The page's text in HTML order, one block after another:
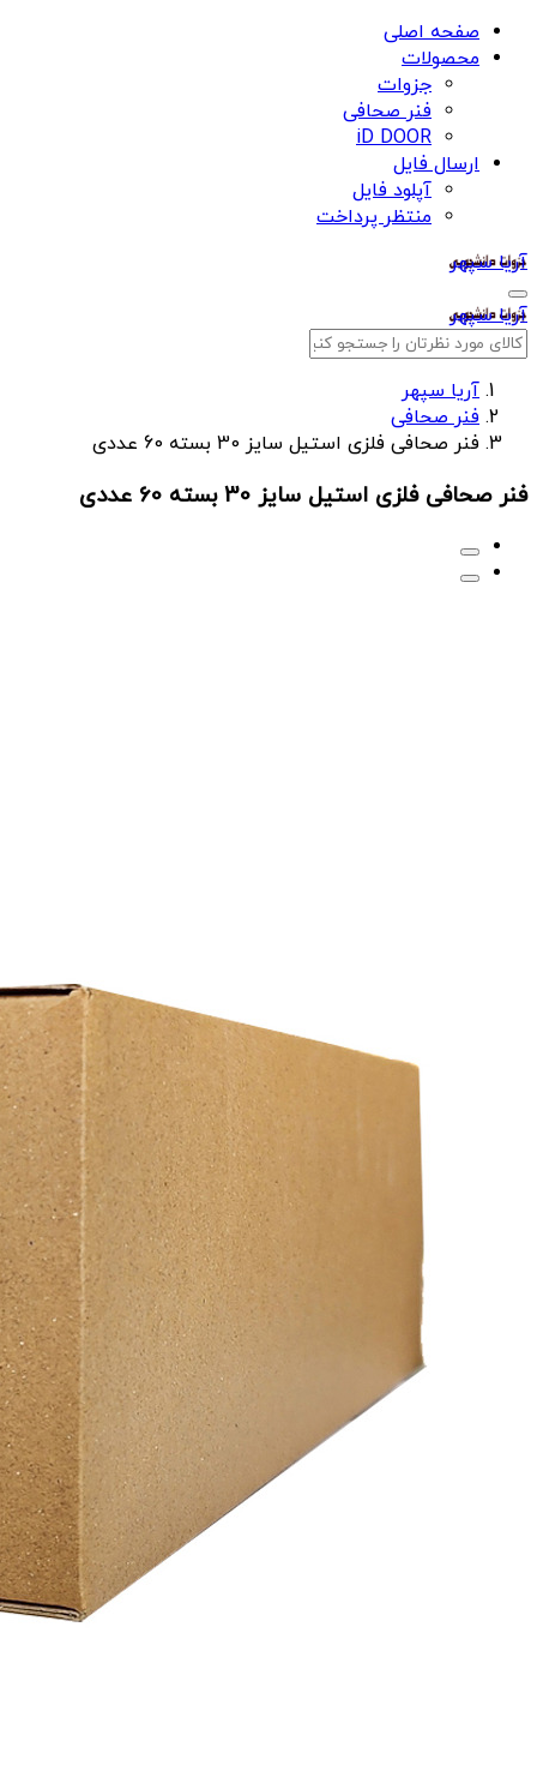
صفحه اصلی
محصولات
جزوات
فنر صحافی
iD DOOR
ارسال فایل
آپلود فایل
منتظر پرداخت
آریا سپهر
آریا سپهر
آریا سپهر
فنر صحافی
فنر صحافی فلزی استیل سایز 30 بسته 60 عددی
فنر صحافی فلزی استیل سایز 30 بسته 60 عددی